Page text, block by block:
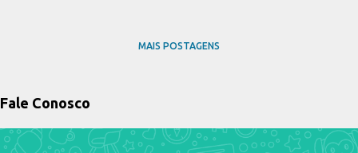
MAIS POSTAGENS
Fale Conosco